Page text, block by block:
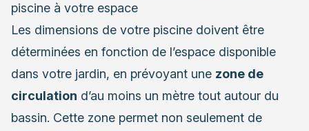
piscine à votre espace
Les dimensions de votre piscine doivent être
déterminées en fonction de l’espace disponible
dans votre jardin, en prévoyant une zone de
circulation d’au moins un mètre tout autour du
bassin. Cette zone permet non seulement de